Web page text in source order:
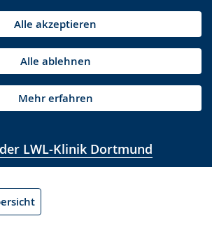
Alle akzeptieren
Alle ablehnen
Mehr erfahren
LWL-Klinik Dortmund